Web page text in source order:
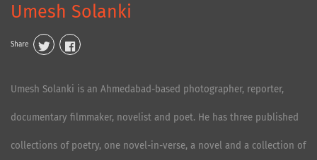
Umesh Solanki
Share
Umesh Solanki is an Ahmedabad-based photographer, reporter,
documentary filmmaker, novelist and poet. He has three published
collections of poetry, one novel-in-verse, a novel and a collection of